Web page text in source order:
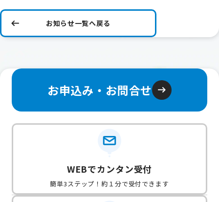
お知らせ一覧へ戻る
お申込み・お問合せ
WEBでカンタン受付
簡単3ステップ！約１分で受付できます